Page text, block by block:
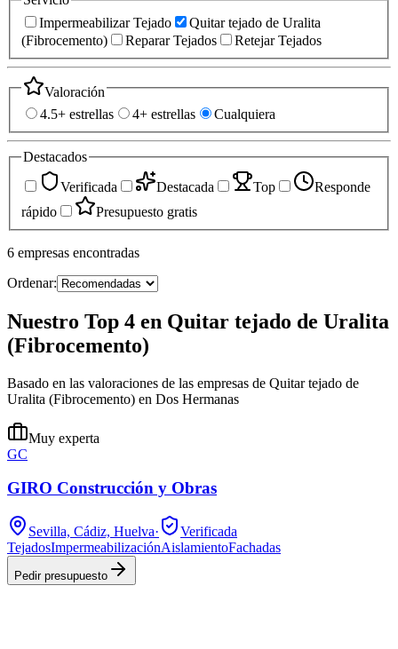
Impermeabilizar Tejado
Quitar tejado de Uralita
(Fibrocemento)
Reparar Tejados Retejar Tejados
Valoración
4.5+ estrellas
4+ estrellas Cualquiera
Destacados
Verificada
Destacada Top
Responde
rápido
Presupuesto gratis
6 empresas encontradas
Ordenar:
Nuestro Top 4 en Quitar tejado de Uralita
(Fibrocemento)
Basado en las valoraciones de las empresas de Quitar tejado de
Uralita (Fibrocemento) en Dos Hermanas
Muy experta
GC
GIRO Construcción y Obras
Sevilla, Cádiz, Huelva·
Verificada
TejadosImpermeabilizaciónAislamientoFachadas
Pedir presupuesto